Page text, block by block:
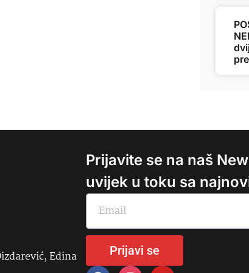
Edina
Prijavite se na naš
uvijek u toku sa
Prijavi se